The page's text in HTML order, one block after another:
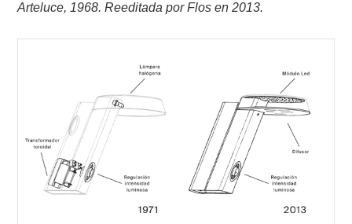
Arteluce, 1968.Reeditada por Flos en 2013.